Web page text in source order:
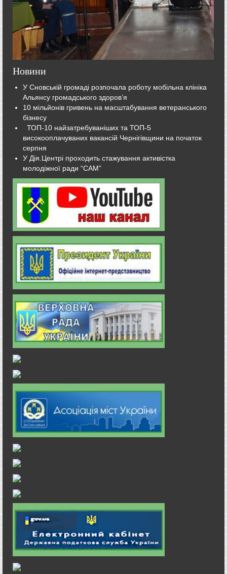
Новини
У Сновській громаді розпочала роботу мобільна клініка
Альянсу громадського здоров’я
10 мільйонів гривень на масштабування ветеранського
бізнесу
ТОП-10 найзатребуваніших та ТОП-5
високооплачуваних вакансій Чернігівщини на початок
серпня
У Дія.Центрі проходить стажування активістка
молодіжної ради “САМ”